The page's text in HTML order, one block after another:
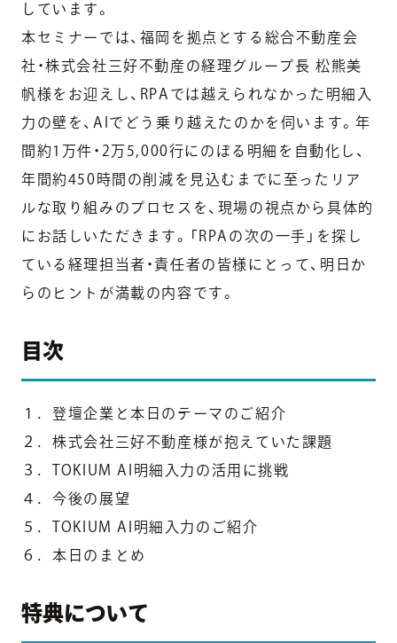
しています。
本セミナーでは、福岡を拠点とする総合不動産会
社・株式会社三好不動産の経理グループ長 松熊美
帆様をお迎えし、RPAでは越えられなかった明細入
力の壁を、AIでどう乗り越えたのかを伺います。年
間約1万件・2万5,000行にのぼる明細を自動化し、
年間約450時間の削減を見込むまでに至ったリア
ルな取り組みのプロセスを、現場の視点から具体的
にお話しいただきます。「RPAの次の一手」を探し
ている経理担当者・責任者の皆様にとって、明日か
らのヒントが満載の内容です。
目次
１．登壇企業と本日のテーマのご紹介
２．株式会社三好不動産様が抱えていた課題
３．TOKIUM AI明細入力の活用に挑戦
４．今後の展望
５．TOKIUM AI明細入力のご紹介
６．本日のまとめ
特典について